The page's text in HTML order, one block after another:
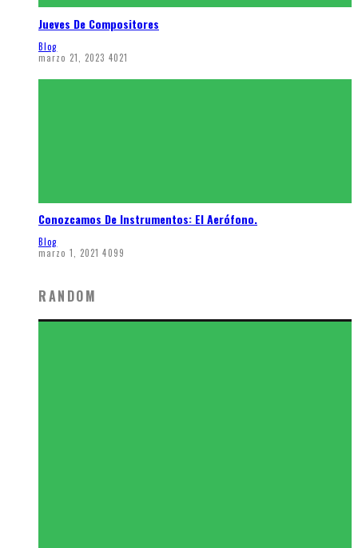
Jueves De Compositores
Blog
marzo 21, 2023 4021
Conozcamos De Instrumentos: El Aerófono.
Blog
marzo 1, 2021 4099
RANDOM